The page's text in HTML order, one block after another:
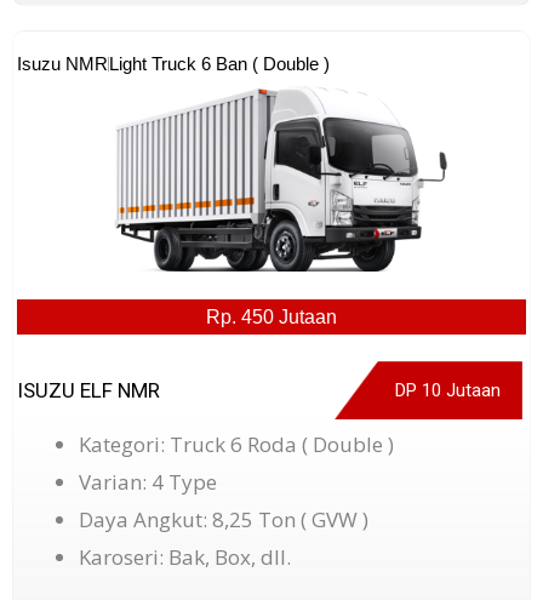
Isuzu NMRLight Truck 6 Ban ( Double )
Rp. 450 Jutaan
ISUZU ELF NMR DP 10 Jutaan
Kategori: Truck 6 Roda ( Double )
Varian: 4 Type
Daya Angkut: 8,25 Ton ( GVW )
Karoseri: Bak, Box, dll.